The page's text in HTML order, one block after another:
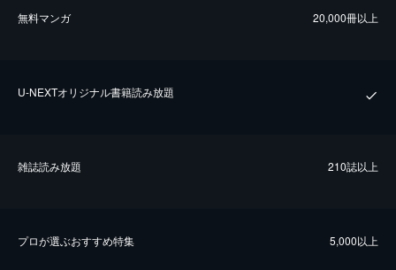
無料マンガ 20,000冊以上
U-NEXTオリジナル書籍読み放題
雑誌読み放題 210誌以上
プロが選ぶおすすめ特集 5,000以上